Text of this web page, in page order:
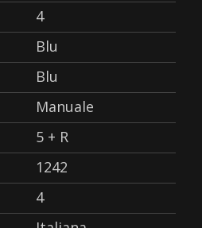
4
Blu
Blu
Manuale
5 + R
1242
4